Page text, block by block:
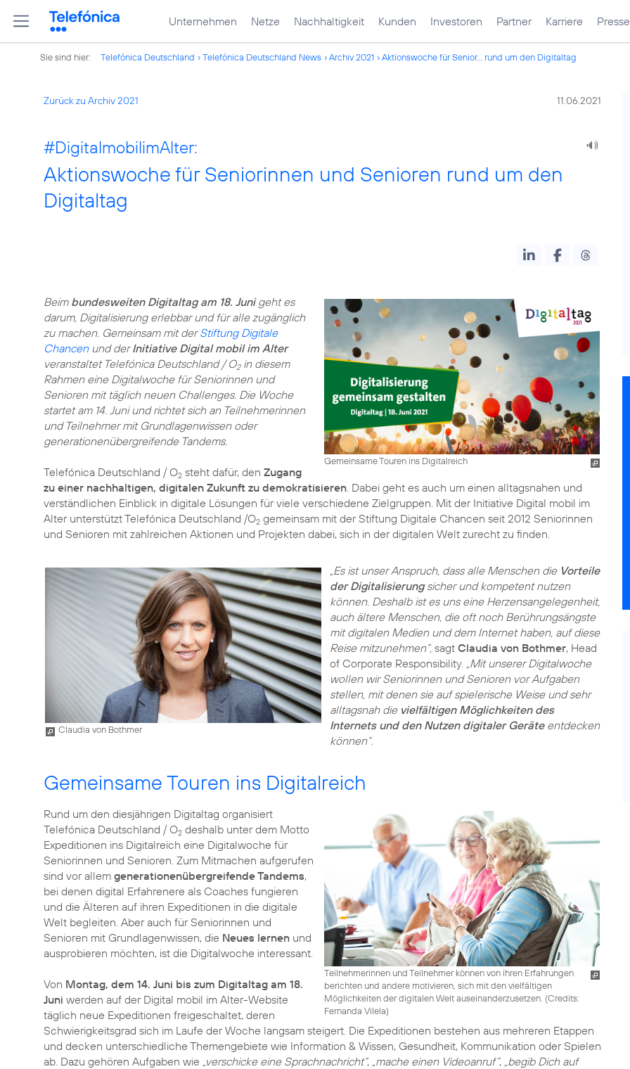
Unternehmen Netze Nachhaltigkeit Kunden Investoren Partner Karriere Presse
Sie sind hier: Telefónica Deutschland Telefónica Deutschland News Archiv 2021 Aktionswoche für Senior... rund um den Digitaltag
Zurück zu Archiv 2021 11.06.2021
#DigitalmobilimAlter:
Aktionswoche für Seniorinnen und Senioren rund um den
Digitaltag
Gemeinsame Touren ins Digitalreich
Beim bundesweiten Digitaltag am 18. Junigeht es
darum, Digitalisierung erlebbar und für alle zugänglich
zu machen. Gemeinsam mit derStiftung Digitale
Chancenund derInitiative Digital mobil im Alter
veranstaltet Telefónica Deutschland / O2in diesem
Rahmen eine Digitalwoche für Seniorinnen und
Senioren mit täglich neuen Challenges. Die Woche
startet am 14. Juni und richtet sich an Teilnehmerinnen
und Teilnehmer mit Grundlagenwissen oder
generationenübergreifende Tandems.
Telefónica Deutschland / O2 steht dafür, den Zugang
zu einer nachhaltigen, digitalen Zukunft zu demokratisieren. Dabei geht es auch um einen alltagsnahen und
verständlichen Einblick in digitale Lösungen für viele verschiedene Zielgruppen. Mit der Initiative Digital mobil im
Alterunterstützt Telefónica Deutschland /O2 gemeinsam mit der Stiftung Digitale Chancen seit 2012 Seniorinnen
und Senioren mit zahlreichen Aktionen und Projekten dabei, sich in der digitalen Welt zurecht zu finden.
Claudia von Bothmer
„Es ist unser Anspruch, dass alle Menschen die Vorteile
der Digitalisierungsicher und kompetent nutzen
können. Deshalb ist es uns eine Herzensangelegenheit,
auch ältere Menschen, die oft noch Berührungsängste
mit digitalen Medien und dem Internet haben, auf diese
Reise mitzunehmen“,sagt Claudia von Bothmer, Head
of Corporate Responsibility. „Mit unserer Digitalwoche
wollen wir Seniorinnen und Senioren vor Aufgaben
stellen, mit denen sie auf spielerische Weise und sehr
alltagsnah die vielfältigen Möglichkeiten des
Internets und den Nutzen digitaler Geräteentdecken
können“.
Gemeinsame Touren ins Digitalreich
Teilnehmerinnen und Teilnehmer können von ihren Erfahrungen
berichten und andere motivieren, sich mit den vielfältigen
Möglichkeiten der digitalen Welt auseinanderzusetzen. (Credits:
Fernanda Vilela)
Rund um den diesjährigen Digitaltag organisiert
Telefónica Deutschland / O2 deshalb unter dem Motto
Expeditionen ins Digitalreich eine Digitalwoche für
Seniorinnen und Senioren. Zum Mitmachen aufgerufen
sind vor allem generationenübergreifende Tandems,
bei denen digital Erfahrenere als Coaches fungieren
und die Älteren auf ihren Expeditionen in die digitale
Welt begleiten. Aber auch für Seniorinnen und
Senioren mit Grundlagenwissen, die Neues lernen und
ausprobieren möchten, ist die Digitalwoche interessant.
Von Montag, dem 14. Juni bis zum Digitaltag am 18.
Juni werden auf der Digital mobil im Alter-Website
täglich neue Expeditionen freigeschaltet, deren
Schwierigkeitsgrad sich im Laufe der Woche langsam steigert. Die Expeditionen bestehen aus mehreren Etappen
und decken unterschiedliche Themengebiete wie Information & Wissen, Gesundheit, Kommunikation oder Spielen
ab. Dazu gehören Aufgaben wie „verschicke eine Sprachnachricht“, „mache einen Videoanruf“, „begib Dich auf